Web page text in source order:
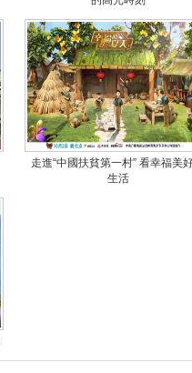
走進“中國扶貧第一村” 看幸福美
生活